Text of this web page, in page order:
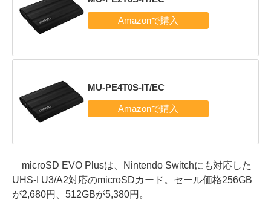
MU-PE4T0S-IT/EC
microSD EVO Plusは、Nintendo Switchにも対応した
UHS-I U3/A2対応のmicroSDカード。セール価格256GB
が2,680円、512GBが5,380円。